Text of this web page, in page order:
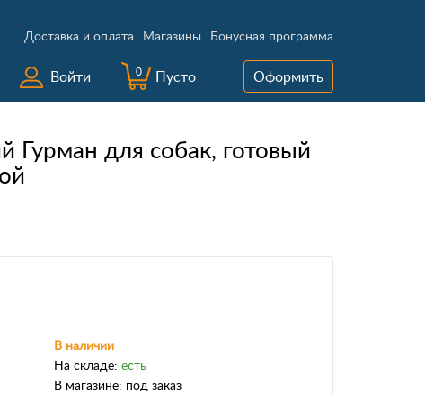
Доставка и оплата Магазины Бонусная программа
Войти 0 Пусто Оформить
Гурман для собак, готовый
В наличии
На складе: есть
В магазине: под заказ